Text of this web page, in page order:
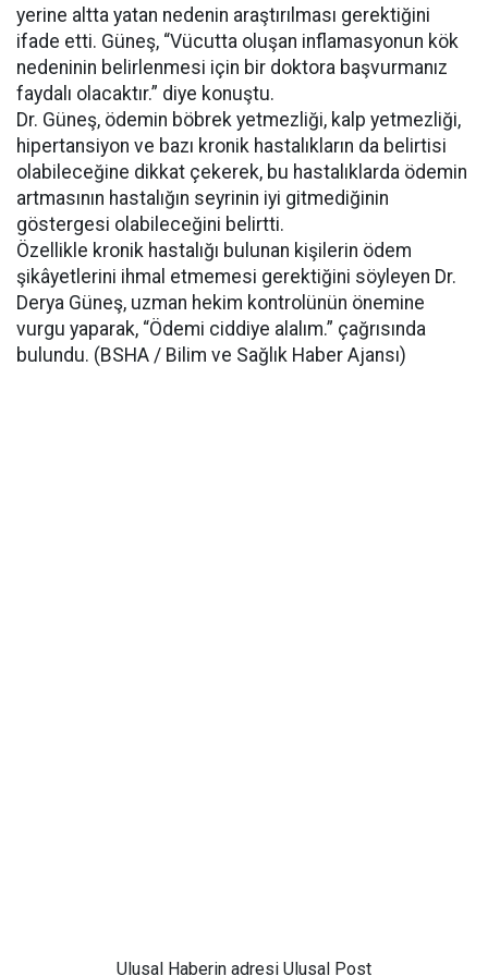
yerine altta yatan nedenin araştırılması gerektiğini
ifade etti. Güneş, “Vücutta oluşan inflamasyonun kök
nedeninin belirlenmesi için bir doktora başvurmanız
faydalı olacaktır.” diye konuştu.
Dr. Güneş, ödemin böbrek yetmezliği, kalp yetmezliği,
hipertansiyon ve bazı kronik hastalıkların da belirtisi
olabileceğine dikkat çekerek, bu hastalıklarda ödemin
artmasının hastalığın seyrinin iyi gitmediğinin
göstergesi olabileceğini belirtti.
Özellikle kronik hastalığı bulunan kişilerin ödem
şikâyetlerini ihmal etmemesi gerektiğini söyleyen Dr.
Derya Güneş, uzman hekim kontrolünün önemine
vurgu yaparak, “Ödemi ciddiye alalım.” çağrısında
bulundu. (BSHA / Bilim ve Sağlık Haber Ajansı)
Ulusal Haberin adresi Ulusal Post